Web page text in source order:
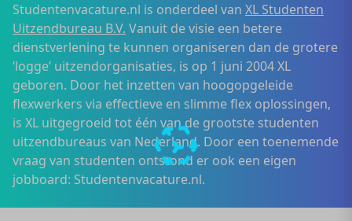
Studentenvacature.nl is onderdeel van XL Studenten
Uitzendbureau B.V. Vanuit de visie een betere
dienstverlening te kunnen organiseren dan de grotere
‘logge’ uitzendorganisaties, is op 1 juni 2004 XL
geboren. Door het inzetten van hoogopgeleide
flexwerkers via effectieve en slimme flex oplossingen,
is XL uitgegroeid tot één van de grootste studenten
uitzendbureaus van Nederland. Door een toenemende
vraag van studenten ontstond er ook een eigen
jobboard: Studentenvacature.nl.